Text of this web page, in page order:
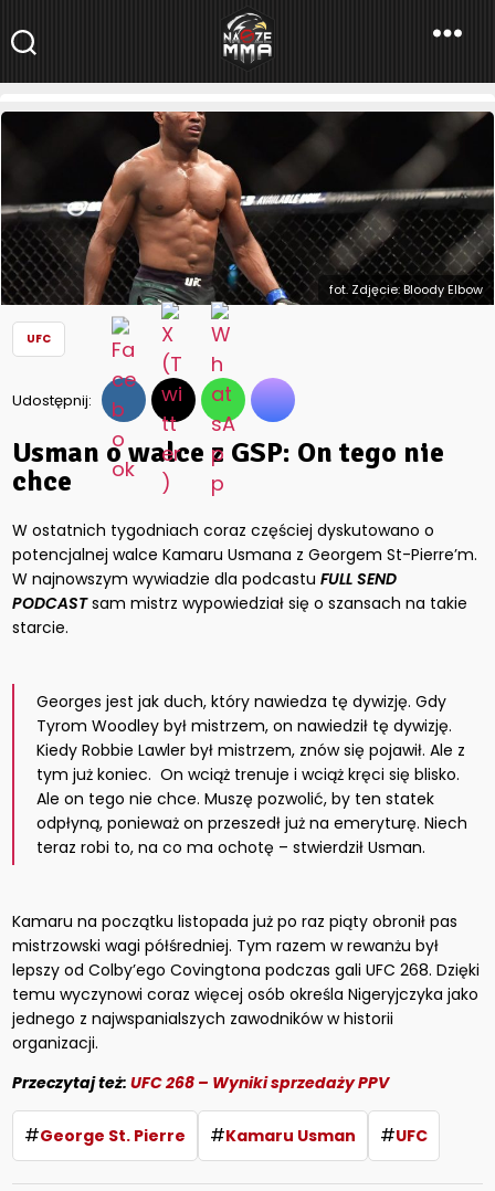
NaszeMMA
NaszeMMA.pl»Aktualności»Świat»UFC»Usman o walce z GSP:
fot. Zdjęcie: Bloody Elbow
UFC
Udostępnij:
Usman o walce z GSP: On tego nie
chce
W ostatnich tygodniach coraz częściej dyskutowano o
potencjalnej walce Kamaru Usmana z Georgem St-Pierre’m.
W najnowszym wywiadzie dla podcastuFULL SEND
PODCASTsam mistrz wypowiedział się o szansach na takie
starcie.
Georges jest jak duch, który nawiedza tę dywizję. Gdy
Tyrom Woodley był mistrzem, on nawiedził tę dywizję.
Kiedy Robbie Lawler był mistrzem, znów się pojawił. Ale z
tym już koniec. On wciąż trenuje i wciąż kręci się blisko.
Ale on tego nie chce. Muszę pozwolić, by ten statek
odpłyną, ponieważ on przeszedł już na emeryturę. Niech
teraz robi to, na co ma ochotę – stwierdził Usman.
Kamaru na początku listopada już po raz piąty obronił pas
mistrzowski wagi półśredniej. Tym razem w rewanżu był
lepszy od Colby’ego Covingtona podczas gali UFC 268. Dzięki
temu wyczynowi coraz więcej osób określa Nigeryjczyka jako
jednego z najwspanialszych zawodników w historii
organizacji.
Przeczytaj też:UFC 268 – Wyniki sprzedaży PPV
#George St. Pierre #Kamaru Usman #UFC